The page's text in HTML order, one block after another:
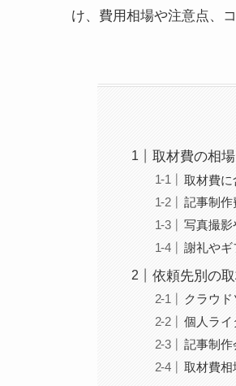
け、費用相場や注意点、
取材費の相
取材費に
記事制作
写真撮影
謝礼やギ
依頼先別の
クラウ
個人ライ
記事制作
取材費相